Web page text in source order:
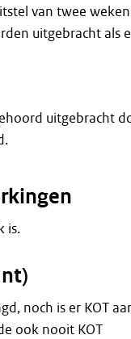
van twee weken
uitgebracht als
uitgebracht
is.
noch is er KOT
ook nooit KOT